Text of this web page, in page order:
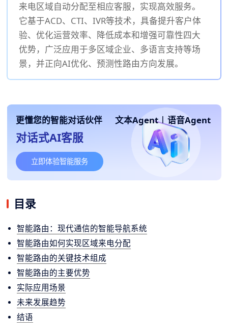
来电区域自动分配至相应客服，实现高效服务。
它基于ACD、CTI、IVR等技术，具备提升客户体
验、优化运营效率、降低成本和增强可靠性四大
优势，广泛应用于多区域企业、多语言支持等场
景，并正向AI优化、预测性路由方向发展。
更懂您的智能对话伙伴 文本Agent | 语音Agent
对话式AI客服
立即体验智能服务
目录
智能路由：现代通信的智能导航系统
智能路由如何实现区域来电分配
智能路由的关键技术组成
智能路由的主要优势
实际应用场景
未来发展趋势
结语